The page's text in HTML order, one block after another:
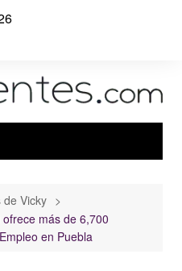
de Vicky
más de 6,700
en Puebla